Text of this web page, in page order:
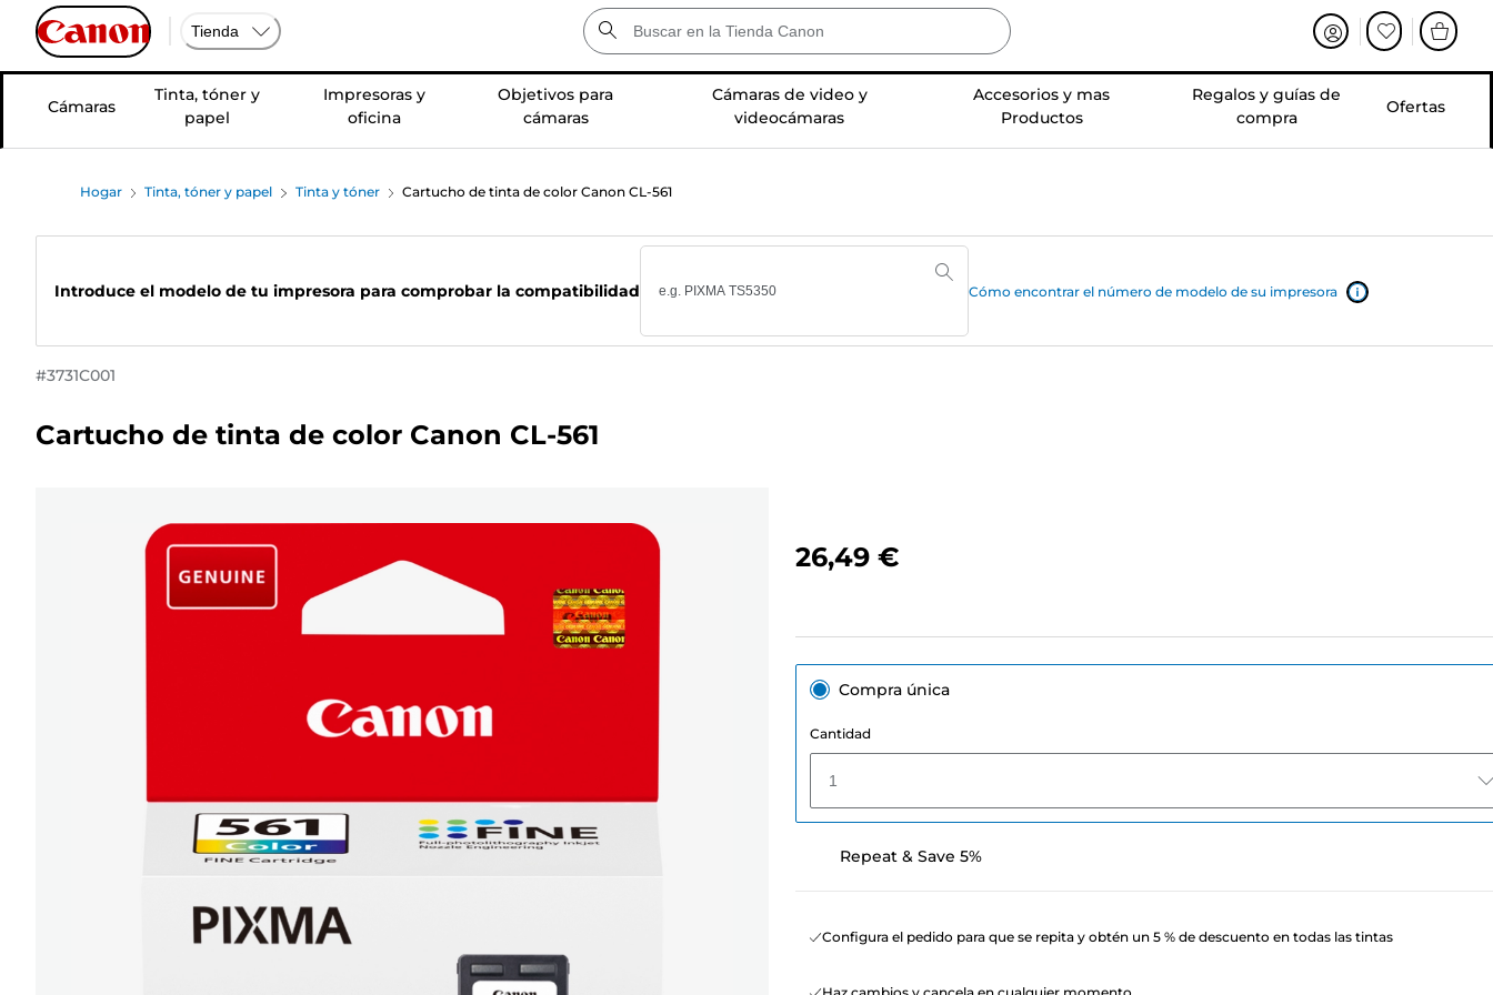
Tienda
Cámaras
Tinta, tóner y
papel
Impresoras y
oficina
Objetivos para
cámaras
Cámaras de video y
videocámaras
Accesorios y mas
Productos
Regalos y guías de
compra
Ofertas
Hogar Tinta, tóner y papel Tinta y tóner Cartucho de tinta de color Canon CL-561
Introduce el modelo de tu impresora para comprobar la compatibilidad Cómo encontrar el número de modelo de su impresora
#3731C001
Cartucho de tinta de color Canon CL-561
26,49 €
Compra única
Cantidad
1
Repeat & Save 5%
Configura el pedido para que se repita y obtén un 5 % de descuento en todas las tintas